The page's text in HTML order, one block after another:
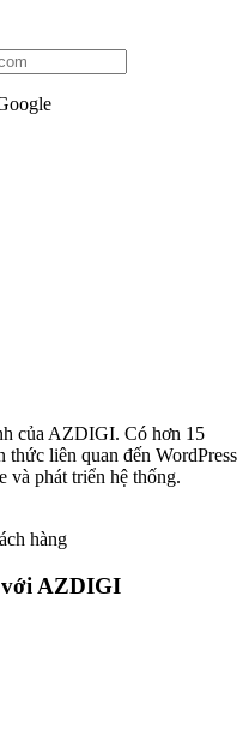
của AZDIGI. Có hơn 15
liên quan đến WordPress
và phát triển hệ thống.
hàng
với AZDIGI